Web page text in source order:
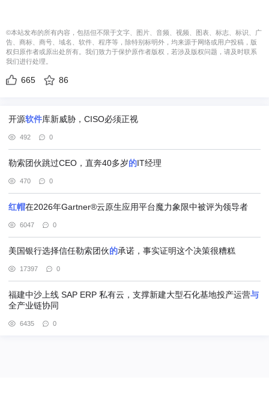
©本站发布的所有内容，包括但不限于文字、图片、音频、视频、图表、标志、标识、广
告、商标、商号、域名、软件、程序等，除特别标明外，均来源于网络或用户投稿，版
权归原作者或原出处所有。我们致力于保护原作者版权，若涉及版权问题，请及时联系
我们进行处理。
665 86
开源软件库新威胁，CISO必须正视
492 0
勒索团伙跳过CEO，直奔40多岁的IT经理
470 0
红帽在2026年Gartner®云原生应用平台魔力象限中被评为领导者
6047 0
美国银行选择信任勒索团伙的承诺，事实证明这个决策很糟糕
17397 0
福建中沙上线 SAP ERP 私有云，支撑新建大型石化基地投产运营与
全产业链协同
6435 0